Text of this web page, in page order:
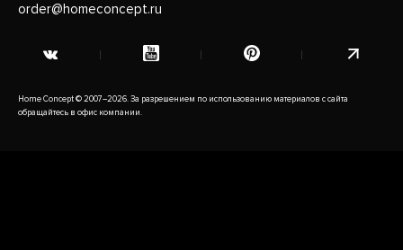
order@homeconcept.ru
Home Concept © 2007–2026. За разрешением по использованию материалов с сайта
обращайтесь в офис компании.